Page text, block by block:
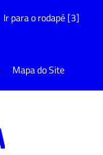
Ir para o rodapé [3]
Mapa do Site